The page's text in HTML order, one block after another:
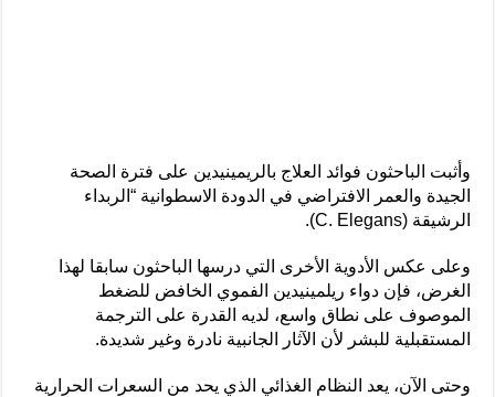
وأثبت الباحثون فوائد العلاج بالريمينيدين على فترة الصحة
الجيدة والعمر الافتراضي في الدودة الاسطوانية “الربداء
الرشيقة (C. Elegans).
وعلى عكس الأدوية الأخرى التي درسها الباحثون سابقا لهذا
الغرض، فإن دواء ريلمينيدين الفموي الخافض للضغط
الموصوف على نطاق واسع، لديه القدرة على الترجمة
المستقبلية للبشر لأن الآثار الجانبية نادرة وغير شديدة.
وحتى الآن، يعد النظام الغذائي الذي يحد من السعرات الحرارية